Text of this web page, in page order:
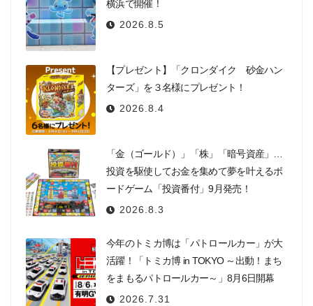
横浜で開催！
2026.8.5
【プレゼント】「クロンダイク 砂金ハン
ターズ」を３名様にプレゼント！
2026.8.4
「金（ゴールド）」「株」「暗号資産」…
投資を駆使してお金を集めて夢を叶えるボ
ードゲーム「投資番付」9月発売！
2026.8.3
今年のトミカ博は「パトロールカー」が大
活躍！「トミカ博 in TOKYO ～出動！まち
をまもるパトロールカー～」8月6日開幕
2026.7.31